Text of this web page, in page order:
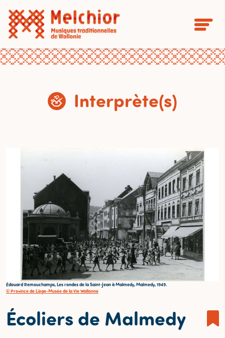
Interprète(s)
Édouard Remouchamps, Les rondes de la Saint-Jean à Malmedy, Malmedy, 1949.
© Province de Liège-Musée de la Vie Wallonne
Écoliers de Malmedy